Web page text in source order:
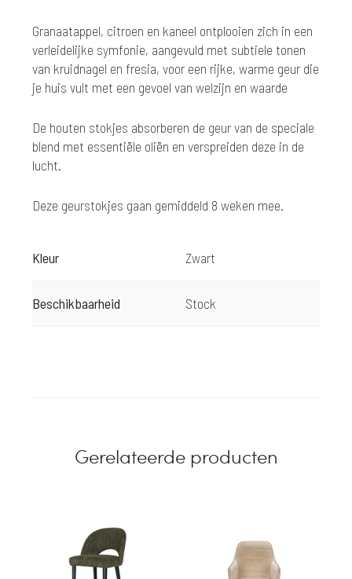
Granaatappel, citroen en kaneel ontplooien zich in een
verleidelijke symfonie, aangevuld met subtiele tonen
van kruidnagel en fresia, voor een rijke, warme geur die
je huis vult met een gevoel van welzijn en waarde
De houten stokjes absorberen de geur van de speciale
blend met essentiële oliën en verspreiden deze in de
lucht.
Deze geurstokjes gaan gemiddeld 8 weken mee.
Kleur Zwart
Beschikbaarheid Stock
Gerelateerde producten